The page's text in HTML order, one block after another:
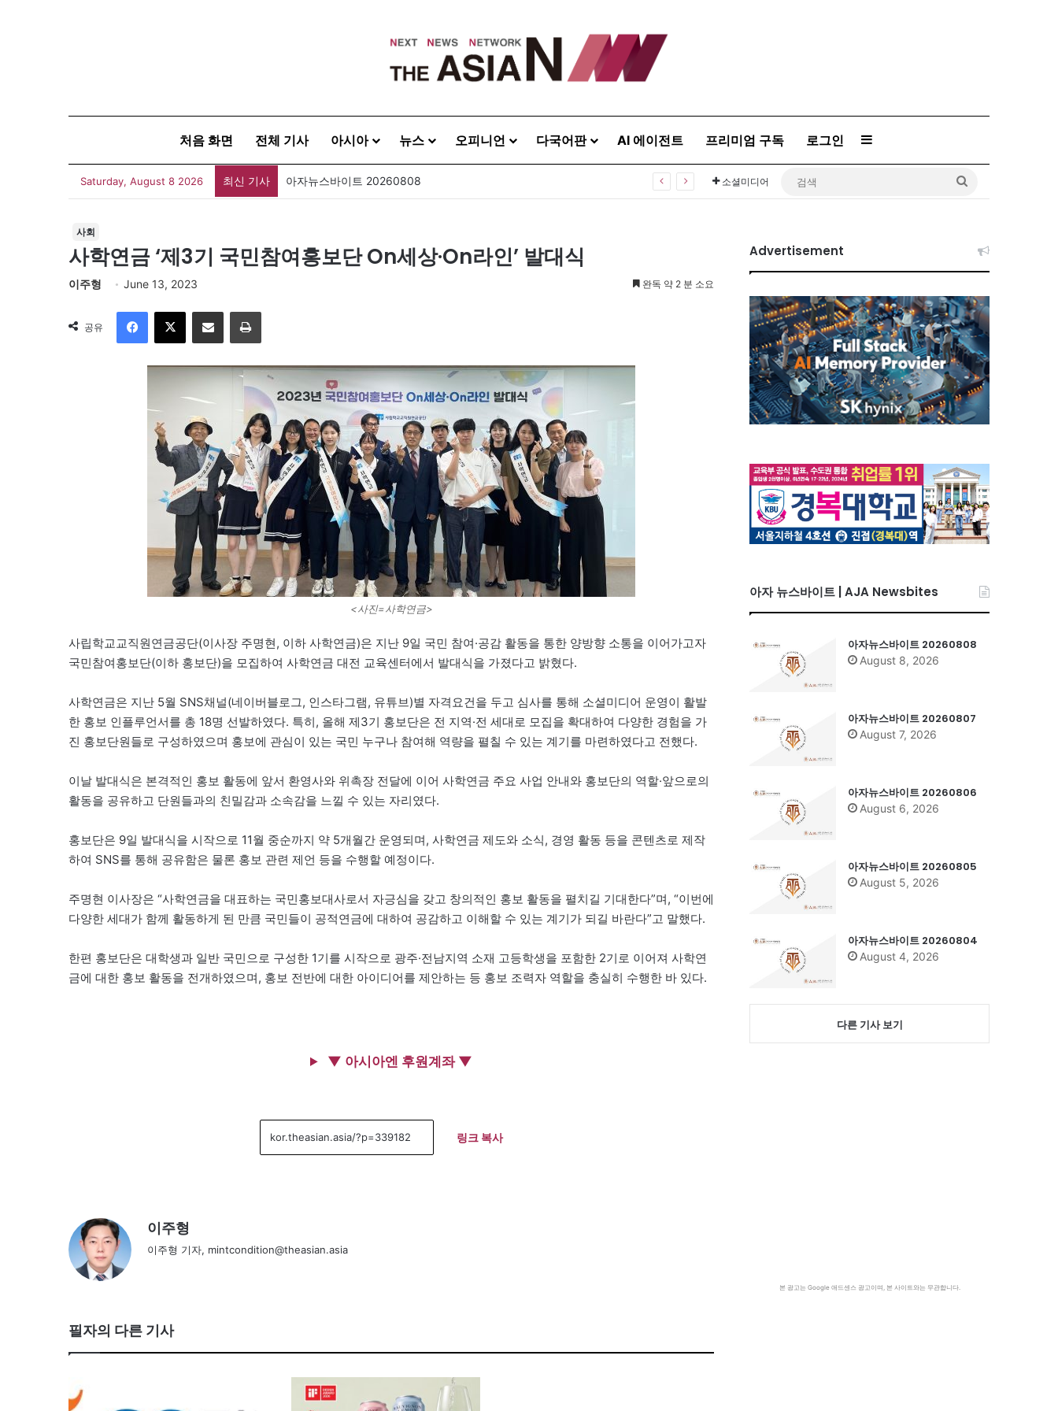
처음 화면 전체 기사 아시아 뉴스 오피니언 다국어판 AI 에이전트 프리미엄 구독 로그인 Sidebar
Saturday, August 8 2026 최신 기사 아자뉴스바이트 20260808 소셜미디어
사회
사학연금 ‘제3기 국민참여홍보단 On세상·On라인’ 발대식
이주형 June 13, 2023 완독 약 2 분 소요
공유
이메일
<사진=사학연금>
사립학교교직원연금공단(이사장 주명현, 이하 사학연금)은 지난 9일 국민 참여·공감 활동을 통한 양방향 소통을 이어가고자
국민참여홍보단(이하 홍보단)을 모집하여 사학연금 대전 교육센터에서 발대식을 가졌다고 밝혔다.
사학연금은 지난 5월 SNS채널(네이버블로그, 인스타그램, 유튜브)별 자격요건을 두고 심사를 통해 소셜미디어 운영이 활발
한 홍보 인플루언서를 총 18명 선발하였다. 특히, 올해 제3기 홍보단은 전 지역·전 세대로 모집을 확대하여 다양한 경험을 가
진 홍보단원들로 구성하였으며 홍보에 관심이 있는 국민 누구나 참여해 역량을 펼칠 수 있는 계기를 마련하였다고 전했다.
이날 발대식은 본격적인 홍보 활동에 앞서 환영사와 위촉장 전달에 이어 사학연금 주요 사업 안내와 홍보단의 역할·앞으로의
활동을 공유하고 단원들과의 친밀감과 소속감을 느낄 수 있는 자리였다.
홍보단은 9일 발대식을 시작으로 11월 중순까지 약 5개월간 운영되며, 사학연금 제도와 소식, 경영 활동 등을 콘텐츠로 제작
하여 SNS를 통해 공유함은 물론 홍보 관련 제언 등을 수행할 예정이다.
주명현 이사장은 “사학연금을 대표하는 국민홍보대사로서 자긍심을 갖고 창의적인 홍보 활동을 펼치길 기대한다”며, “이번에
다양한 세대가 함께 활동하게 된 만큼 국민들이 공적연금에 대하여 공감하고 이해할 수 있는 계기가 되길 바란다”고 말했다.
한편 홍보단은 대학생과 일반 국민으로 구성한 1기를 시작으로 광주·전남지역 소재 고등학생을 포함한 2기로 이어져 사학연
금에 대한 홍보 활동을 전개하였으며, 홍보 전반에 대한 아이디어를 제안하는 등 홍보 조력자 역할을 충실히 수행한 바 있다.
▼ 아시아엔 후원계좌 ▼
링크 복사
이주형
이주형 기자, mintcondition@theasian.asia
필자의 다른 기사
Advertisement
아자 뉴스바이트 | AJA Newsbites
아자뉴스바이트 20260808
August 8, 2026
아자뉴스바이트 20260807
August 7, 2026
아자뉴스바이트 20260806
August 6, 2026
아자뉴스바이트 20260805
August 5, 2026
아자뉴스바이트 20260804
August 4, 2026
다른 기사 보기
본 광고는 Google 애드센스 광고이며, 본 사이트와는 무관합니다.